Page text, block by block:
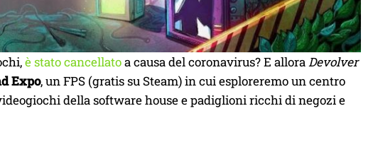
è stato cancellatoa causa del coronavirus? E alloraDevolver
Expo, un FPS (gratis su Steam) in cui esploreremo un centro
della software house e padiglioni ricchi di negozi e